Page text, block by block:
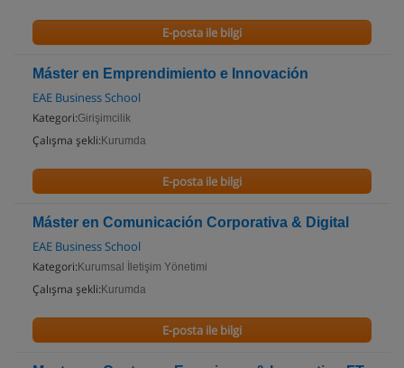
E-posta ile bilgi
Máster en Emprendimiento e Innovación
EAE Business School
Kategori:Girişimcilik
Çalışma şekli: Kurumda
E-posta ile bilgi
Máster en Comunicación Corporativa & Digital
EAE Business School
Kategori: Kurumsal İletişim Yönetimi
Çalışma şekli: Kurumda
E-posta ile bilgi